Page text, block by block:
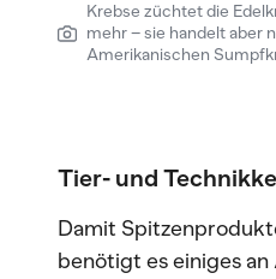
Krebse züchtet die
mehr – sie handelt aber
Amerikanischen
Tier- und
Damit
benötigt es einiges